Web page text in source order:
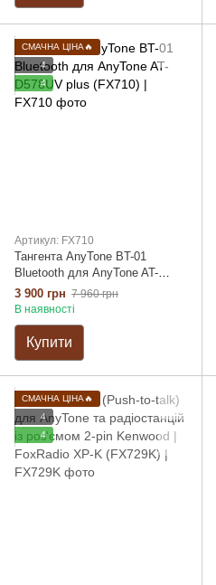
СМАЧНА ЦІНА🔥
4
4
Артикул: FX710
Тангента AnyTone BT-01
Bluetooth для AnyTone AT-
D578UV plus (FX710)
3 900 грн 7 960 грн
В наявності
Купити
СМАЧНА ЦІНА🔥
4
4